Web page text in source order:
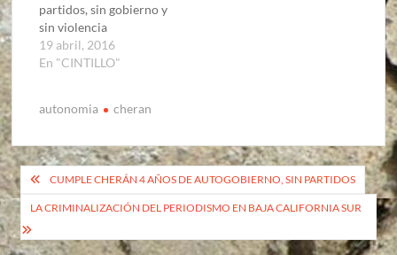
partidos, sin gobierno y
sin violencia
19 abril, 2016
En "CINTILLO"
autonomia cheran
Navegación
de
entradas
CUMPLE CHERÁN 4 AÑOS DE AUTOGOBIERNO, SIN PARTIDOS
LA CRIMINALIZACIÓN DEL PERIODISMO EN BAJA CALIFORNIA SUR